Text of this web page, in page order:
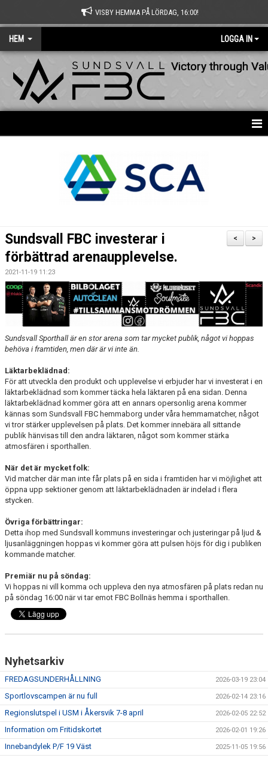
VISBY HEMMA PÅ LÖRDAG, 16:00!
HEM LOGGA IN
Victory through
KALENDER
DOKUMENT
MATCHER
INTRESSEANMÄLAN
LÄNKAR
SARGVAKTSCHEMA
FÖRENINGSPRODUKTEN
MEDLEMSKAP
>
<
Sundsvall FBC investerar i
förbättrad arenaupplevelse.
2021-11-19 11:23
Sundsvall Sporthall är en stor arena som tar mycket publik, något vi hoppas
behöva i framtiden, men där är vi inte än.
Läktarbeklädnad:
För att utveckla den produkt och upplevelse vi erbjuder har vi investerat i en
läktarbeklädnad som kommer täcka hela läktaren på ena sidan. Denna
läktarbeklädnad kommer göra att en annars opersonlig arena kommer
kännas som Sundsvall FBC hemmaborg under våra hemmamatcher, något
vi tror stärker upplevelsen på plats. Det kommer innebära all sittande
publik hänvisas till den andra läktaren, något som kommer stärka
atmosfären i sporthallen.
När det är mycket folk:
Vid matcher där man inte får plats på en sida i framtiden har vi möjlighet att
öppna upp sektioner genom att läktarbeklädnaden är indelad i flera
stycken.
Övriga förbättringar:
Detta ihop med Sundsvall kommuns investeringar och justeringar på ljud &
ljusanläggningen hoppas vi kommer göra att pulsen höjs för dig i publiken
kommande matcher.
Premiär nu på söndag:
Vi hoppas ni vill komma och uppleva den nya atmosfären på plats redan nu
på söndag 16:00 när vi tar emot FBC Bollnäs hemma i sporthallen.
Nyhetsarkiv
FREDAGSUNDERHÅLLNING 2026-03-19 23:04
Sportlovscampen är nu full 2026-02-14 23:16
Regionslutspel i USM i Åkersvik 7-8 april 2026-02-05 22:52
Information om Fritidskortet 2026-02-01 19:26
Innebandylek P/F 19 Väst 2025-11-05 19:56